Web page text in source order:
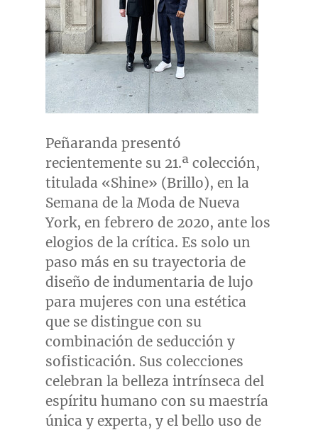
Peñaranda presentó
recientemente su 21.ª colección,
titulada «Shine» (Brillo), en la
Semana de la Moda de Nueva
York, en febrero de 2020, ante los
elogios de la crítica. Es solo un
paso más en su trayectoria de
diseño de indumentaria de lujo
para mujeres con una estética
que se distingue con su
combinación de seducción y
sofisticación. Sus colecciones
celebran la belleza intrínseca del
espíritu humano con su maestría
única y experta, y el bello uso de